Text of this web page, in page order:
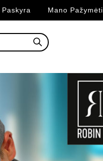
Paskyra Mano Pažymėti